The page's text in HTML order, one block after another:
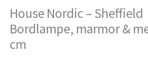
House Nordic – Sheffield
Bordlampe, marmor &
cm